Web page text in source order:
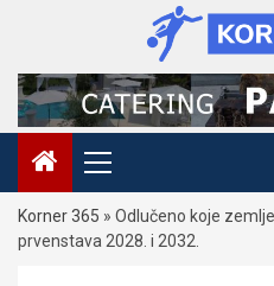
content
Primary
Menu
Korner 365 » Odlučeno koje
prvenstava 2028. i 2032.